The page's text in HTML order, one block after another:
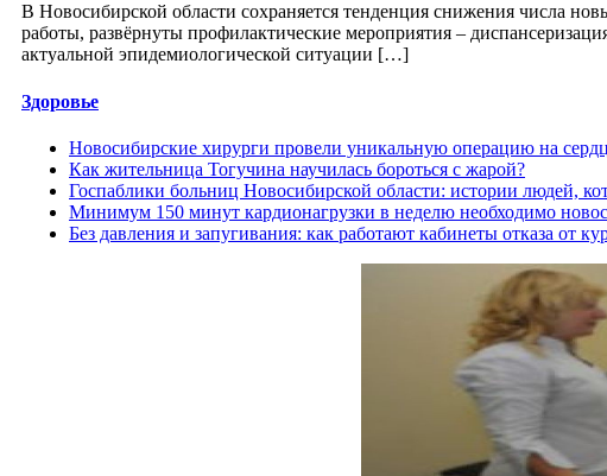
В Новосибирской области сохраняется тенденция снижения числа
работы, развёрнуты профилактические мероприятия –
актуальной эпидемиологической ситуации […]
Здоровье
Новосибирские хирурги провели уникальную операцию на
Как жительница Тогучина научилась бороться с жарой?
Госпаблики больниц Новосибирской области: истории людей,
Минимум 150 минут кардионагрузки в неделю необходимо
Без давления и запугивания: как работают кабинеты отказа от